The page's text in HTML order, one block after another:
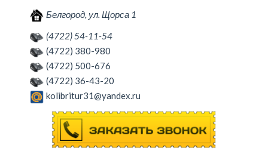
Белгород, ул. Щорса 1
(4722) 54-11-54
(4722) 380-980
(4722) 500-676
(4722) 36-43-20
kolibritur31@yandex.ru